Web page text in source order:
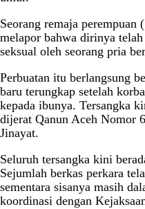
Seorang remaja
melapor bahwa dirinya
seksual oleh seorang pria
Perbuatan itu berlangsung
baru terungkap setelah
kepada ibunya. Tersangka
dijerat Qanun Aceh Nomor
Jinayat.
Seluruh tersangka kini
Sejumlah berkas perkara
sementara sisanya masih
koordinasi dengan